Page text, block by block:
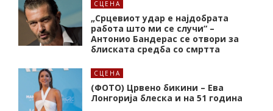
СЦЕНА
„Срцевиот удар е најдобрата
работа што ми се случи“ –
Антонио Бандерас се отвори за
блиската средба со смртта
СЦЕНА
(ФОТО) Црвено бикини – Ева
Лонгорија блеска и на 51 година